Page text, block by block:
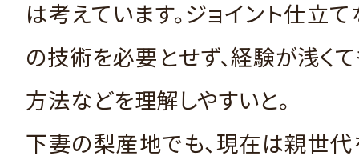
は考えています。ジョイント仕立て
の技術を必要とせず、経験が浅く
方法などを理解しやすいと。
下妻の梨産地でも、現在は親世